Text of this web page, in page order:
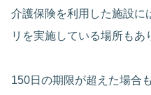
介護保険を利用した施設に
リを実施している場所もあ
150日の期限が超えた場合